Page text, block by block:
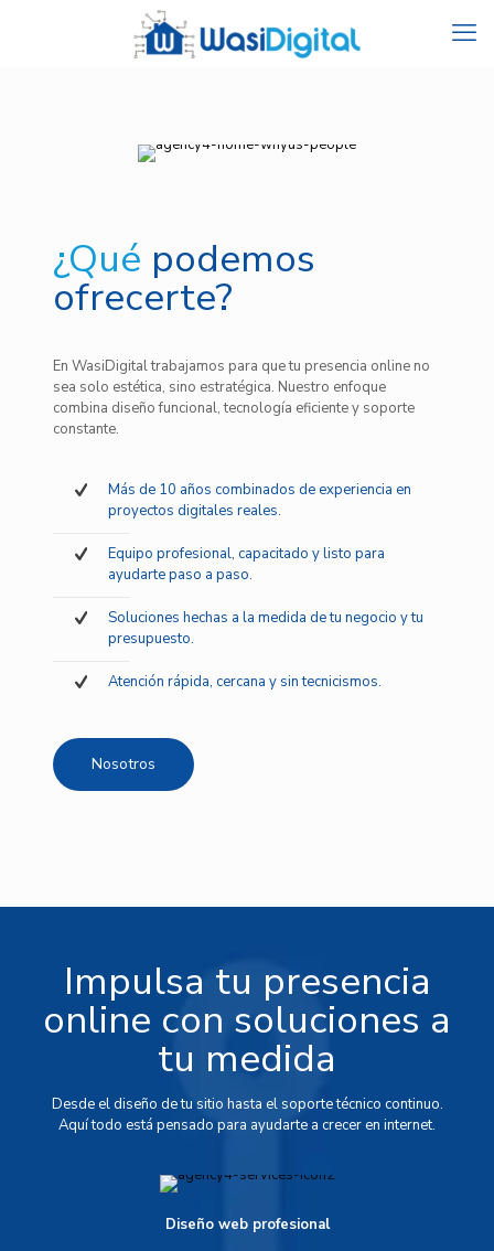
¿Qué podemos
ofrecerte?
En WasiDigital trabajamos para que tu presencia online no
sea solo estética, sino estratégica. Nuestro enfoque
combina diseño funcional, tecnología eficiente y soporte
constante.
Más de 10 años combinados de experiencia en
proyectos digitales reales.
Equipo profesional, capacitado y listo para
ayudarte paso a paso.
Soluciones hechas a la medida de tu negocio y tu
presupuesto.
Atención rápida, cercana y sin tecnicismos.
Nosotros
Impulsa tu presencia
online con soluciones a
tu medida
Desde el diseño de tu sitio hasta el soporte técnico continuo.
Aquí todo está pensado para ayudarte a crecer en internet.
Diseño web profesional